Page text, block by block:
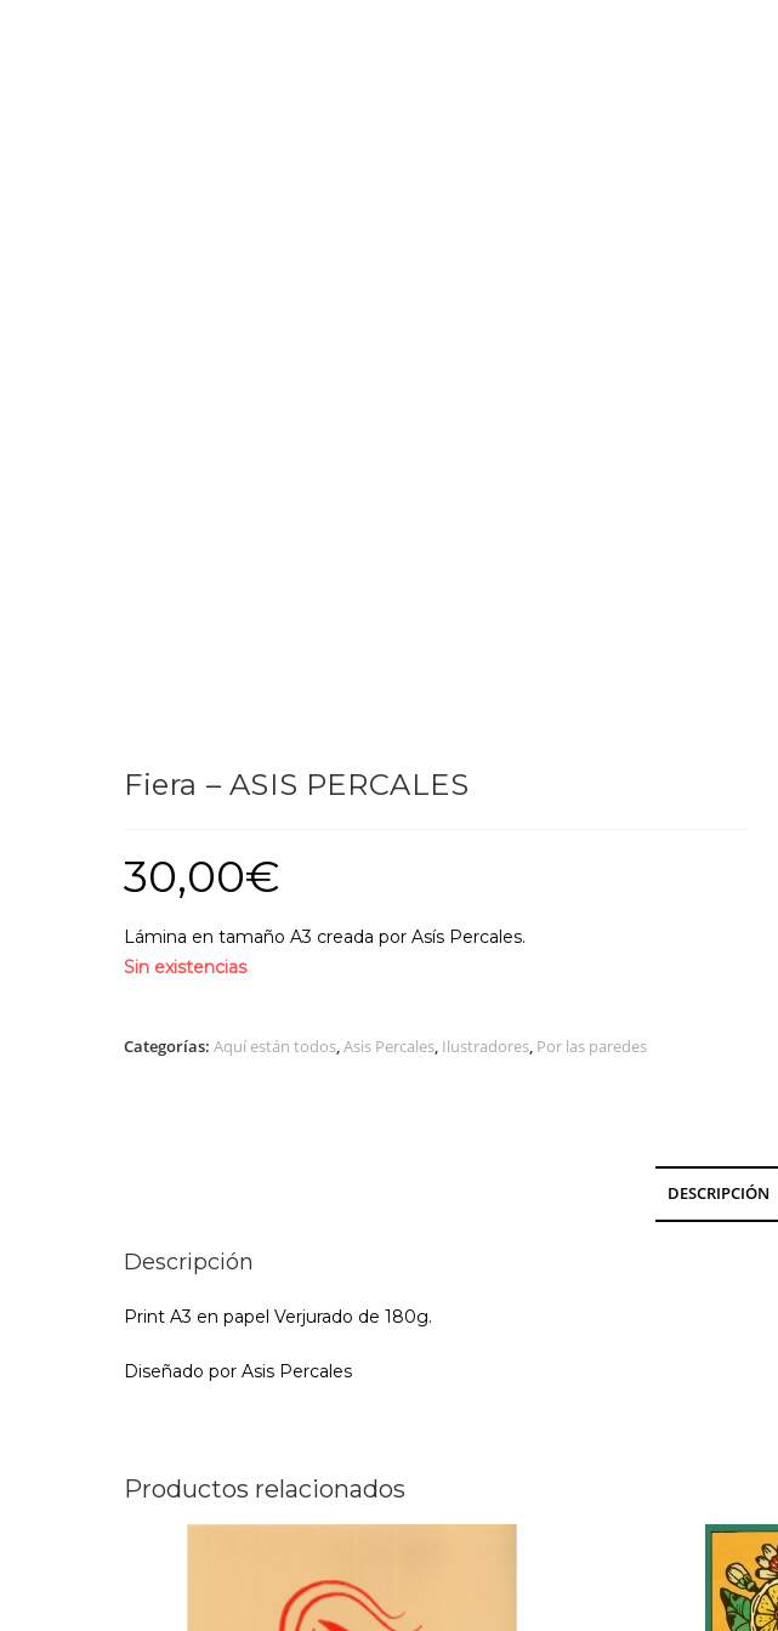
Fiera – ASIS PERCALES
30,00€
Lámina en tamaño A3 creada por Asís Percales.
Sin existencias
Categorías: Aquí están todos,Asis Percales, Ilustradores, Por las paredes
DESCRIPCIÓN
Descripción
Print A3 en papel Verjurado de 180g.
Diseñado por Asis Percales
Productos relacionados